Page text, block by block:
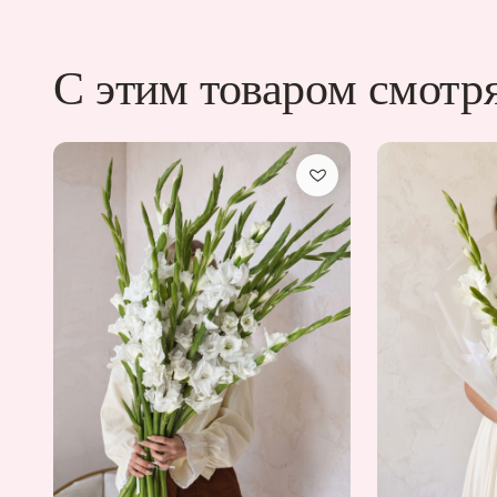
С этим товаром